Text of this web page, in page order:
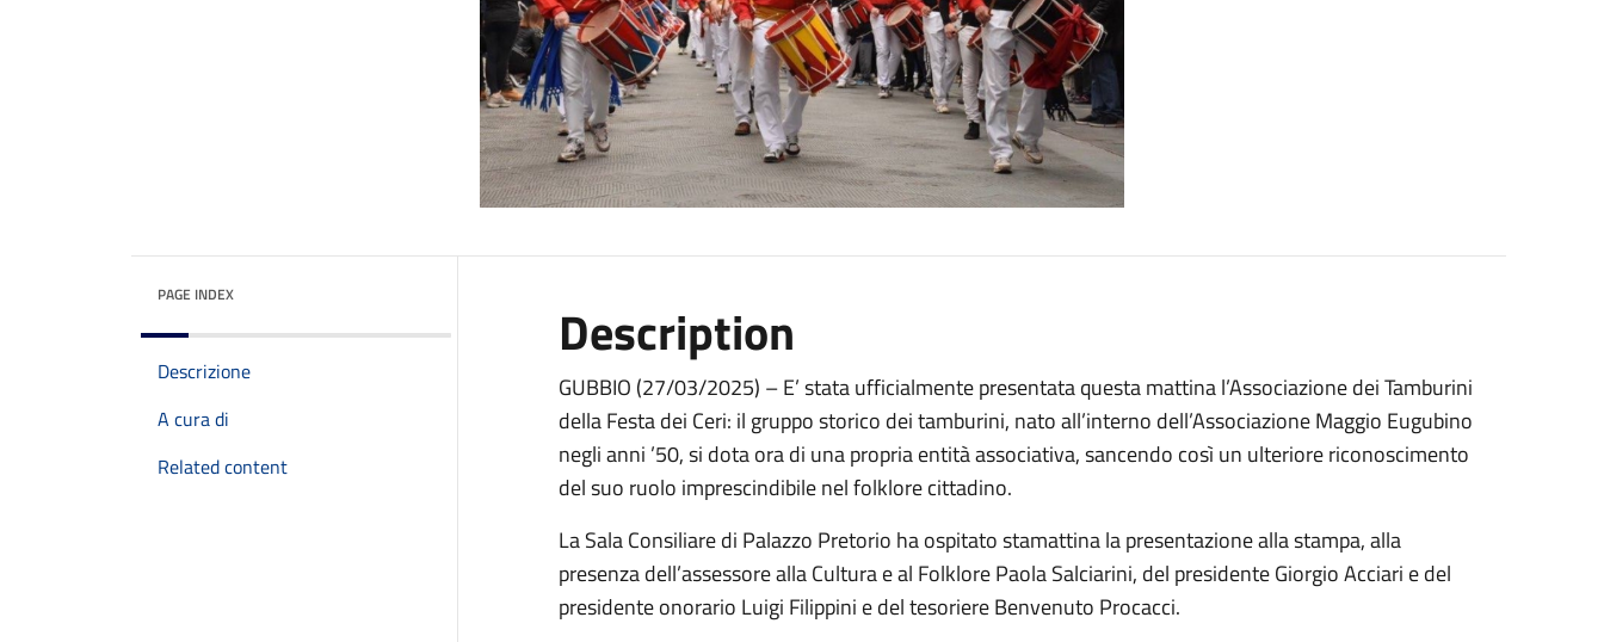
PAGE INDEX
Descrizione
A cura di
Related content
Description
GUBBIO (27/03/2025) – E’ stata ufficialmente presentata questa mattina l’Associazione dei Tamburini
della Festa dei Ceri: il gruppo storico dei tamburini, nato all’interno dell’Associazione Maggio Eugubino
negli anni ’50, si dota ora di una propria entità associativa, sancendo così un ulteriore riconoscimento
del suo ruolo imprescindibile nel folklore cittadino.
La Sala Consiliare di Palazzo Pretorio ha ospitato stamattina la presentazione alla stampa, alla
presenza dell’assessore alla Cultura e al Folklore Paola Salciarini, del presidente Giorgio Acciari e del
presidente onorario Luigi Filippini e del tesoriere Benvenuto Procacci.